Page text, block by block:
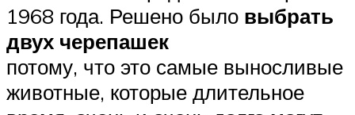
1968 года. Решено было выбрать
двух черепашек
потому, что это самые выносливые
животные, которые длительное